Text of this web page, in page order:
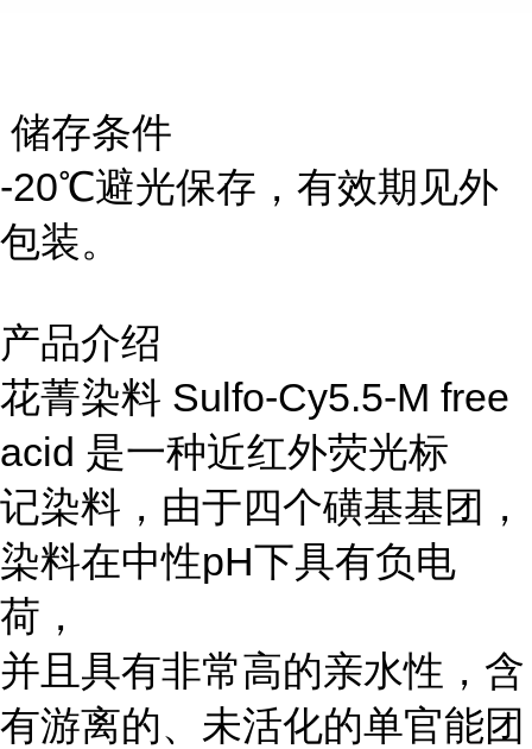
储存条件
-20℃避光保存，有效期见外
包装。
产品介绍
花菁染料 Sulfo-Cy5.5-M free
acid 是一种近红外荧光标
记染料，由于四个磺基基团，
染料在中性pH下具有负电
荷，
并且具有非常高的亲水性，含
有游离的、未活化的单官能团